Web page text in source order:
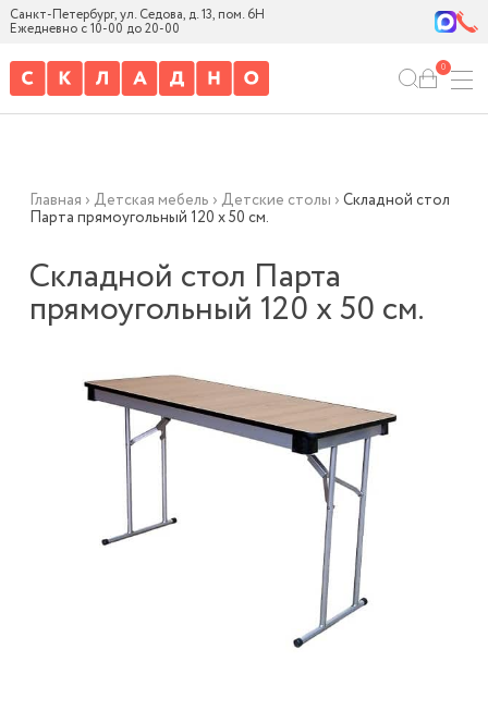
Санкт-Петербург, ул. Седова, д. 13, пом. 6Н
Ежедневно с 10-00 до 20-00
0
Главная › Детская мебель › Детские столы › Складной стол
Парта прямоугольный 120 х 50 см.
Складной стол Парта
прямоугольный 120 х 50 см.